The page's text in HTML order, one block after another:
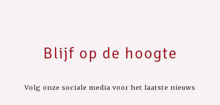
Blijf op de hoogte
Volg onze sociale media voor het laatste nieuws